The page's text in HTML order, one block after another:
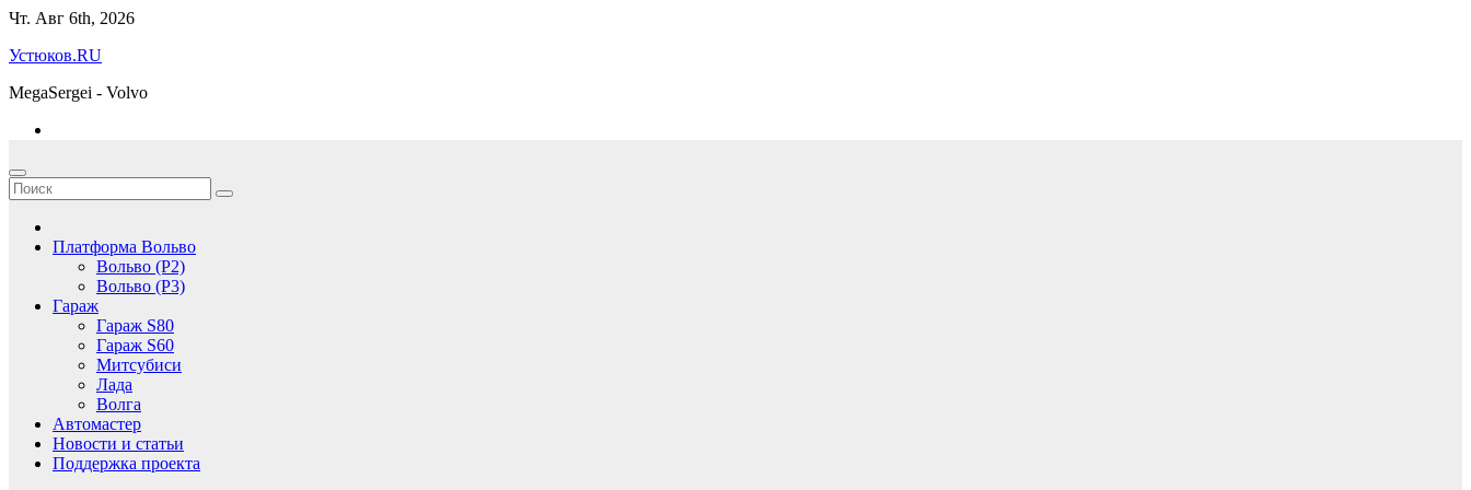
Перейти
содержимому
Чт. Авг 6th, 2026
Устюков.RU
MegaSergei - Volvo
Платформа Вольво
Вольво (P2)
Вольво (P3)
Гараж
Гараж S80
Гараж S60
Митсубиси
Лада
Волга
Автомастер
Новости и статьи
Поддержка проекта